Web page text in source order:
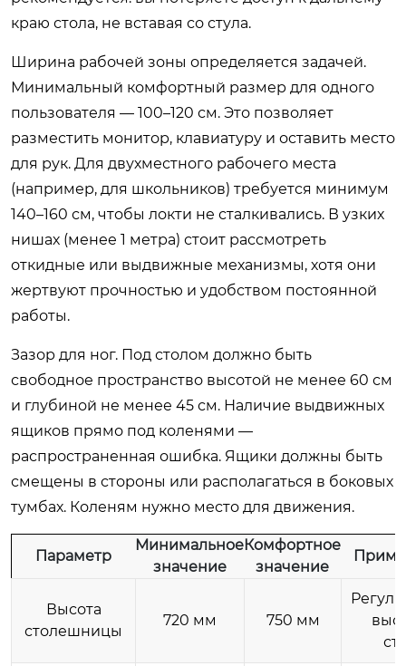
краю стола, не вставая со стула.
Ширина рабочей зоны определяется задачей.
Минимальный комфортный размер для одного
пользователя — 100–120 см. Это позволяет
разместить монитор, клавиатуру и оставить место
для рук. Для двухместного рабочего места
(например, для школьников) требуется минимум
140–160 см, чтобы локти не сталкивались. В узких
нишах (менее 1 метра) стоит рассмотреть
откидные или выдвижные механизмы, хотя они
жертвуют прочностью и удобством постоянной
работы.
Зазор для ног. Под столом должно быть
свободное пространство высотой не менее 60 см
и глубиной не менее 45 см. Наличие выдвижных
ящиков прямо под коленями —
распространенная ошибка. Ящики должны быть
смещены в стороны или располагаться в боковых
тумбах. Коленям нужно место для движения.
Параметр
Минимальное
значение
Комфортное
значение
Высота
столешницы
720 мм 750 мм